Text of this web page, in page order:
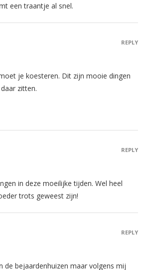
een traantje al snel.
je koesteren. Dit zijn mooie dingen
zitten.
REPLY
in deze moeilijke tijden. Wel heel
trots geweest zijn!
REPLY
de bejaardenhuizen maar volgens mij
REPLY